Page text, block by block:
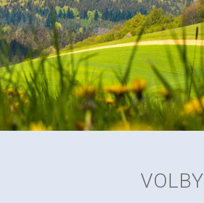
VOLBY